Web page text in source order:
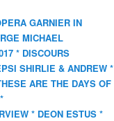
GARNIER IN
MICHAEL
* DISCOURS
SHIRLIE & ANDREW *
ARE THE DAYS OF
* DEON ESTUS *